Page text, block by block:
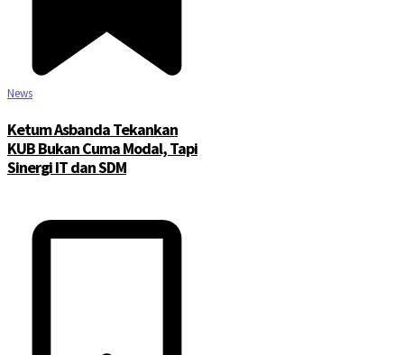
News
Ketum Asbanda Tekankan
KUB Bukan Cuma Modal, Tapi
Sinergi IT dan SDM